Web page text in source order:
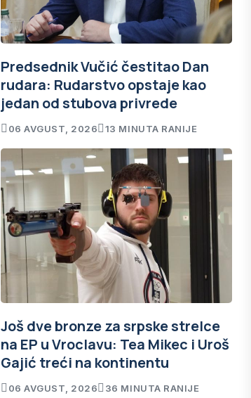
Predsednik Vučić čestitao Dan
rudara: Rudarstvo opstaje kao
jedan od stubova privrede
06 AVGUST, 2026 13 MINUTA RANIJE
Još dve bronze za srpske strelce
na EP u Vroclavu: Tea Mikec i Uroš
Gajić treći na kontinentu
06 AVGUST, 2026 36 MINUTA RANIJE